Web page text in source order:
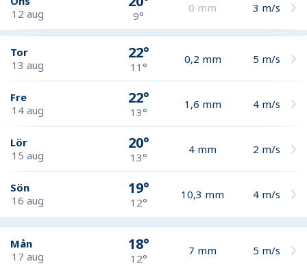
12 aug
9°
0 mm 3 m/s
Tor
13 aug
22°
11°
0,2 mm 5 m/s
Fre
14 aug
22°
13°
1,6 mm 4 m/s
Lör
15 aug
20°
13°
4 mm 2 m/s
Sön
16 aug
19°
12°
10,3 mm 4 m/s
Mån
17 aug
18°
12°
7 mm 5 m/s